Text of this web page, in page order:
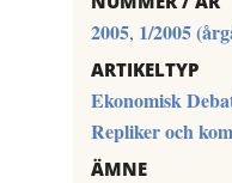
2005, 1/2005
ARTIKELTYP
Ekonomisk
Repliker och
ÄMNE